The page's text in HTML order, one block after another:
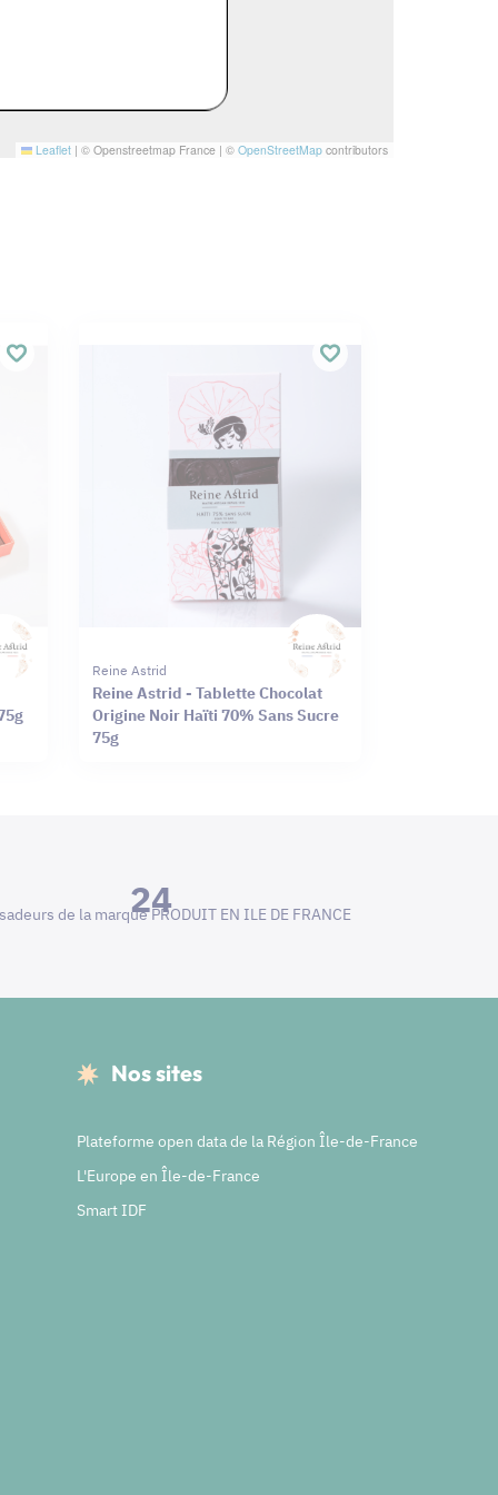
Leaflet | © Openstreetmap France | © OpenStreetMap contributors
Reine Astrid
Reine Astrid - Tablette Chocolat
Origine Noir Haïti 70% Sans Sucre
75g
24
de la marque PRODUIT EN ILE DE FRANCE
Nos sites
Plateforme open data de la Région Île-de-France
L'Europe en Île-de-France
Smart IDF